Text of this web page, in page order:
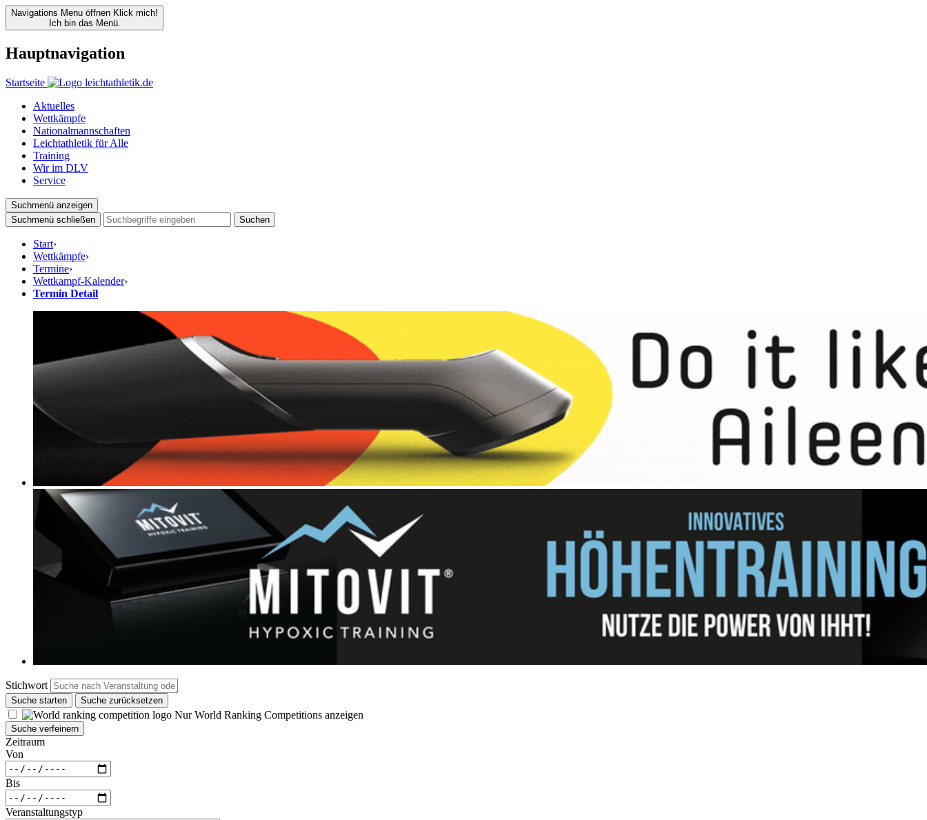
Navigations Menu öffnen Klick mich!
Ich bin das Menü.
Hauptnavigation
Startseite
Aktuelles
Wettkämpfe
Nationalmannschaften
Leichtathletik für Alle
Training
Wir im DLV
Service
Suchmenü anzeigen
Suchmenü schließen
Suchen
Start›
Wettkämpfe›
Termine›
Wettkampf-Kalender›
Termin Detail
Stichwort
Suche starten Suche zurücksetzen
Nur World Ranking Competitions anzeigen
Suche verfeinern
Zeitraum
Von
Bis
Veranstaltungstyp